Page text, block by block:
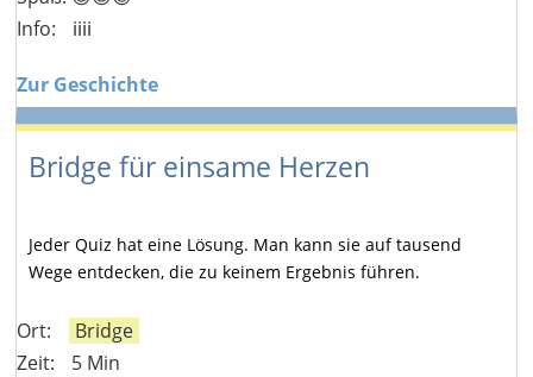
Info:
ℹ️ℹ️ℹ️ℹ️
Zur Geschichte
Bridge für einsame Herzen
Jeder Quiz hat eine Lösung. Man kann sie auf tausend
Wege entdecken, die zu keinem Ergebnis führen.
Ort:
Bridge
Zeit:
5 Min